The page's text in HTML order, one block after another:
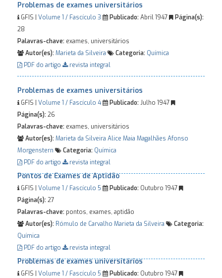
Problemas de exames universitários
GFIS | Volume 1 / Fascículo 3 Publicado:Abril 1947
Página(s):
28
Palavras-chave: exames, universitários
Autor(es):Marieta da Silveira Categoria: Química
PDF do artigo
revista integral
Problemas de exames universitários
GFIS | Volume 1 / Fascículo 4 Publicado:Julho 1947
Página(s):26
Palavras-chave: exames, universitários
Autor(es):Marieta da Silveira Alice Maia Magalhães Afonso
Morgenstern
Categoria: Química
PDF do artigo
revista integral
Pontos de Exames de Aptidão
GFIS | Volume 1 / Fascículo 5 Publicado: Outubro 1947
Página(s):27
Palavras-chave: pontos, exames, aptidão
Autor(es): Rómulo de Carvalho Marieta da Silveira
Categoria:
Química
PDF do artigo
revista integral
Problemas de exames universitários
GFIS | Volume 1 / Fascículo 5 Publicado: Outubro 1947